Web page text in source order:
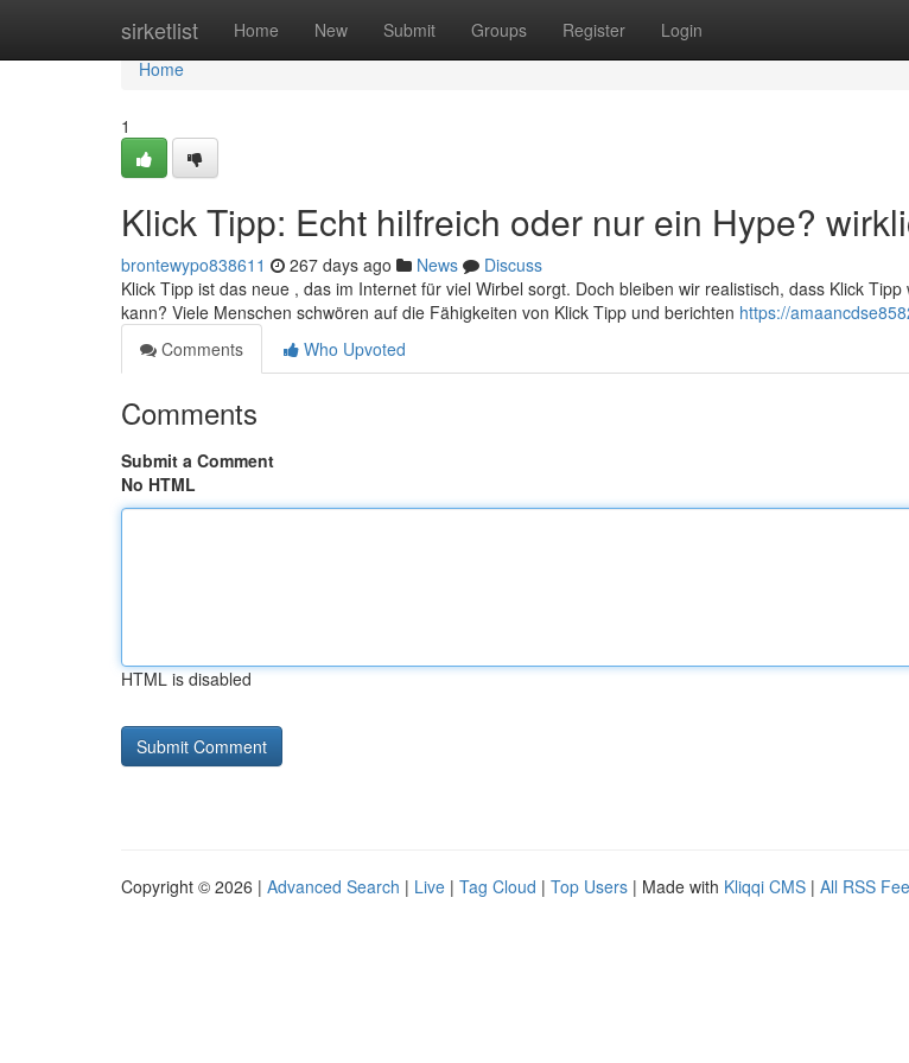
sirketlist Home New Submit Groups Register Login
Home
Home
1
Klick Tipp: Echt hilfreich oder nur ein Hype?
brontewypo838611 267 days ago News
Discuss
Klick Tipp ist das neue , das im Internet für viel Wirbel sorgt. Doch bleiben wir realistisch, dass Klick Tipp
kann? Viele Menschen schwören auf die Fähigkeiten von Klick Tipp und berichten https://
Comments
Who Upvoted
Comments
Submit a Comment
No HTML
HTML is disabled
Copyright © 2026 | Advanced Search | Live | Tag Cloud | Top Users | Made with Kliqqi CMS | All RSS